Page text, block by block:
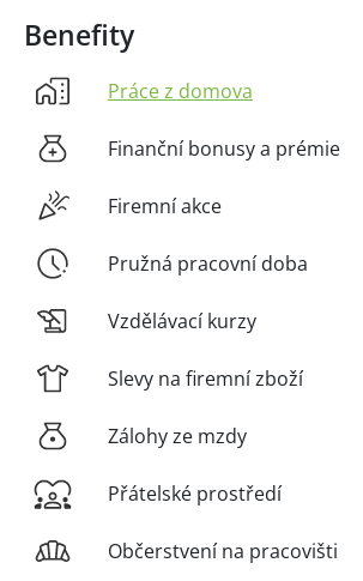
Benefity
Práce z domova
Finanční bonusy a prémie
Firemní akce
Pružná pracovní doba
Vzdělávací kurzy
Slevy na firemní zboží
Zálohy ze mzdy
Přátelské prostředí
Občerstvení na pracovišti